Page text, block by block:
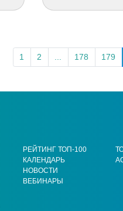
1 2 178 179
РЕЙТИНГ ТОП-100
КАЛЕНДАРЬ
НОВОСТИ
ВЕБИНАРЫ